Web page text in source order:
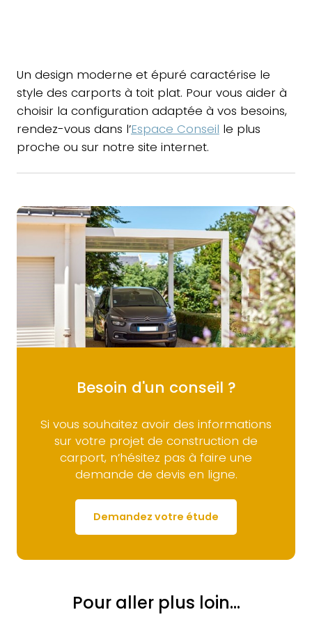
Un design moderne et épuré caractérise le
style des carports à toit plat. Pour vous aider à
choisir la configuration adaptée à vos besoins,
rendez-vous dans l’Espace Conseil le plus
proche ou sur notre site internet.
Besoin d'un conseil ?
Si vous souhaitez avoir des informations
sur votre projet de construction de
carport, n’hésitez pas à faire une
demande de devis en ligne.
Demandez votre étude
Pour aller plus loin...